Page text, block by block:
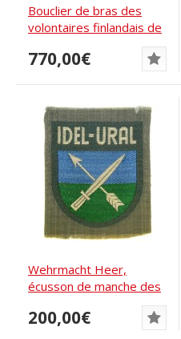
Bouclier de bras des
volontaires finlandais de
770,00€
Wehrmacht Heer,
écusson de manche des
volontaires tatrians...
200,00€